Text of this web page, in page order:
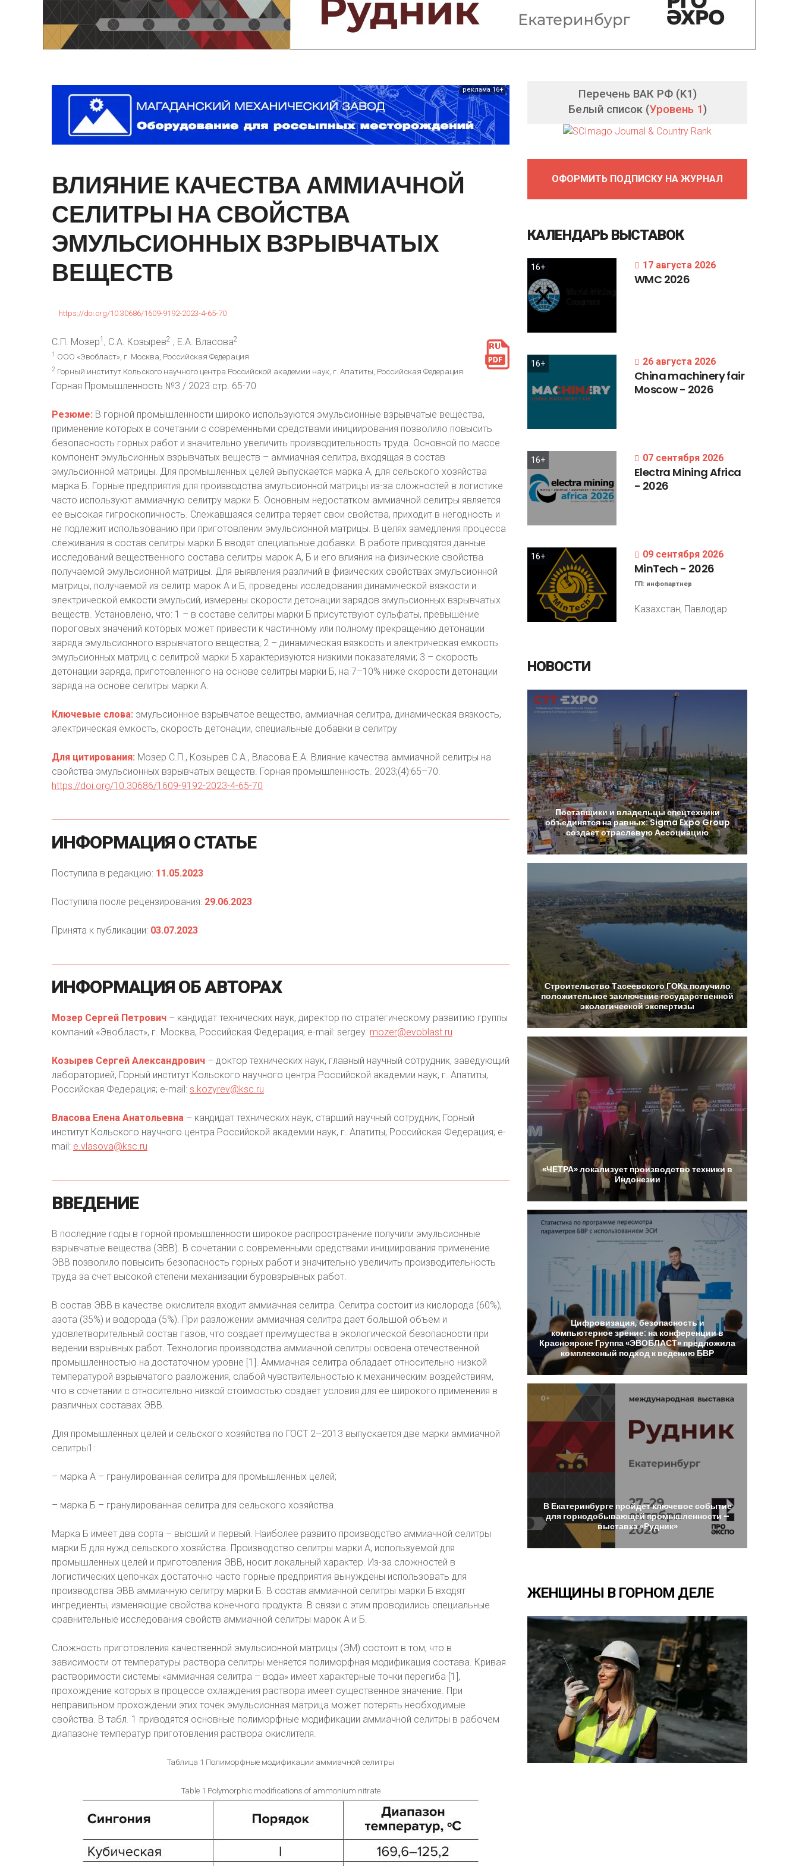
Предприятия и компании
Интервью
Выставки, Конференции
реклама 16+
ВЛИЯНИЕКАЧЕСТВААММИАЧНОЙ
СЕЛИТРЫ НАСВОЙСТВА
ЭМУЛЬСИОННЫХВЗРЫВЧАТЫХ
ВЕЩЕСТВ
https://doi.org/10.30686/1609-9192-2023-4-65-70
С.П. Мозер1 , С.А. Козырев2 , Е.А. Власова2
1 ООО «Эвобласт», г. Москва, Российская Федерация
2 Горный институт Кольского научного центра Российской академии наук, г. Апатиты, Российская Федерация
Горная Промышленность №3 / 2023 стр. 65-70
Резюме: В горной промышленности широко используются эмульсионные взрывчатые вещества,
применение которых в сочетании с современными средствами инициирования позволило повысить
безопасность горных работ и значительно увеличить производительность труда. Основной по массе
компонент эмульсионных взрывчатых веществ – аммиачная селитра, входящая в состав
эмульсионной матрицы. Для промышленных целей выпускается марка А, для сельского хозяйства
марка Б. Горные предприятия для производства эмульсионной матрицы из-за сложностей в логистике
часто используют аммиачную селитру марки Б. Основным недостатком аммиачной селитры является
ее высокая гигроскопичность. Слежавшаяся селитра теряет свои свойства, приходит в негодность и
не подлежит использованию при приготовлении эмульсионной матрицы. В целях замедления процесса
слеживания в состав селитры марки Б вводят специальные добавки. В работе приводятся данные
исследований вещественного состава селитры марок А, Б и его влияния на физические свойства
получаемой эмульсионной матрицы. Для выявления различий в физических свойствах эмульсионной
матрицы, получаемой из селитр марок А и Б, проведены исследования динамической вязкости и
электрической емкости эмульсий, измерены скорости детонации зарядов эмульсионных взрывчатых
веществ. Установлено, что: 1 – в составе селитры марки Б присутствуют сульфаты, превышение
пороговых значений которых может привести к частичному или полному прекращению детонации
заряда эмульсионного взрывчатого вещества; 2 – динамическая вязкость и электрическая емкость
эмульсионных матриц с селитрой марки Б характеризуются низкими показателями; 3 – скорость
детонации заряда, приготовленного на основе селитры марки Б, на 7–10% ниже скорости детонации
заряда на основе селитры марки А.
Ключевые слова: эмульсионное взрывчатое вещество, аммиачная селитра, динамическая вязкость,
электрическая емкость, скорость детонации, специальные добавки в селитру
Для цитирования: Мозер С.П., Козырев С.А., Власова Е.А. Влияние качества аммиачной селитры на
свойства эмульсионных взрывчатых веществ. Горная промышленность. 2023;(4):65–70.
https://doi.org/10.30686/1609-9192-2023-4-65-70
ИНФОРМАЦИЯ О СТАТЬЕ
Поступила в редакцию: 11.05.2023
Поступила после рецензирования: 29.06.2023
Принята к публикации: 03.07.2023
ИНФОРМАЦИЯ ОБАВТОРАХ
Мозер Сергей Петрович – кандидат технических наук, директор по стратегическому развитию группы
компаний «Эвобласт», г. Москва, Российская Федерация; e-mail: sergey. mozer@evoblast.ru
Козырев Сергей Александрович – доктор технических наук, главный научный сотрудник, заведующий
лабораторией, Горный институт Кольского научного центра Российской академии наук, г. Апатиты,
Российская Федерация; e-mail: s.kozyrev@ksc.ru
Власова Елена Анатольевна – кандидат технических наук, старший научный сотрудник, Горный
институт Кольского научного центра Российской академии наук, г. Апатиты, Российская Федерация; е-
mail: e.vlasova@ksc.ru
ВВЕДЕНИЕ
В последние годы в горной промышленности широкое распространение получили эмульсионные
взрывчатые вещества (ЭВВ). В сочетании с современными средствами инициирования применение
ЭВВ позволило повысить безопасность горных работ и значительно увеличить производительность
труда за счет высокой степени механизации буровзрывных работ.
В состав ЭВВ в качестве окислителя входит аммиачная селитра. Селитра состоит из кислорода (60%),
азота (35%) и водорода (5%). При разложении аммиачная селитра дает большой объем и
удовлетворительный состав газов, что создает преимущества в экологической безопасности при
ведении взрывных работ. Технология производства аммиачной селитры освоена отечественной
промышленностью на достаточном уровне [1]. Аммиачная селитра обладает относительно низкой
температурой взрывчатого разложения, слабой чувствительностью к механическим воздействиям,
что в сочетании с относительно низкой стоимостью создает условия для ее широкого применения в
различных составах ЭВВ.
Для промышленных целей и сельского хозяйства по ГОСТ 2–2013 выпускается две марки аммиачной
селитры1:
– марка А – гранулированная селитра для промышленных целей;
– марка Б – гранулированная селитра для сельского хозяйства.
Марка Б имеет два сорта – высший и первый. Наиболее развито производство аммиачной селитры
марки Б для нужд сельского хозяйства. Производство селитры марки А, используемой для
промышленных целей и приготовления ЭВВ, носит локальный характер. Из-за сложностей в
логистических цепочках достаточно часто горные предприятия вынуждены использовать для
производства ЭВВ аммиачную селитру марки Б. В состав аммиачной селитры марки Б входят
ингредиенты, изменяющие свойства конечного продукта. В связи с этим проводились специальные
сравнительные исследования свойств аммиачной селитры марок А и Б.
Сложность приготовления качественной эмульсионной матрицы (ЭМ) состоит в том, что в
зависимости от температуры раствора селитры меняется полиморфная модификация состава. Кривая
растворимости системы «аммиачная селитра – вода» имеет характерные точки перегиба [1],
прохождение которых в процессе охлаждения раствора имеет существенное значение. При
неправильном прохождении этих точек эмульсионная матрица может потерять необходимые
свойства. В табл. 1 приводятся основные полиморфные модификации аммиачной селитры в рабочем
диапазоне температур приготовления раствора окислителя.
Таблица 1 Полиморфные модификации аммиачной селитры
Table 1 Polymorphic modifications of ammonium nitrate
Перечень ВАК РФ (K1)
Белый список (Уровень 1)
ОФОРМИТЬ ПОДПИСКУ НА ЖУРНАЛ
КАЛЕНДАРЬ ВЫСТАВОК
16+ 17 августа 2026
WMC 2026
16+ 26 августа 2026
Chinamachineryfair
Moscow- 2026
16+ 07 сентября 2026
Electra MiningAfrica
- 2026
16+ 09 сентября 2026
MinTech - 2026
ГП: инфопартнер
Казахстан, Павлодар
НОВОСТИ
Поставщики и владельцыспецтехники
объединятсянаравных:SigmaExpoGroup
создаетотраслевуюАссоциацию
СтроительствоТасеевскогоГОКаполучило
положительноезаключениегосударственной
экологическойэкспертизы
«ЧЕТРА»локализует производство техникив
Индонезии
Цифровизация,безопасностьи
компьютерноезрение: на конференциив
Красноярске Группа«ЭВОБЛАСТ» предложила
комплексный подход к ведению БВР
В Екатеринбурге пройдетключевоесобытие
для горнодобывающейпромышленности –
выставка«Рудник»
ЖЕНЩИНЫ В ГОРНОМ ДЕЛЕ